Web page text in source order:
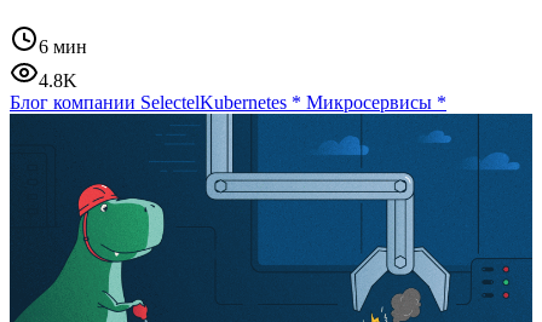
6 мин
4.8K
Блог компании SelectelKubernetes * Микросервисы *